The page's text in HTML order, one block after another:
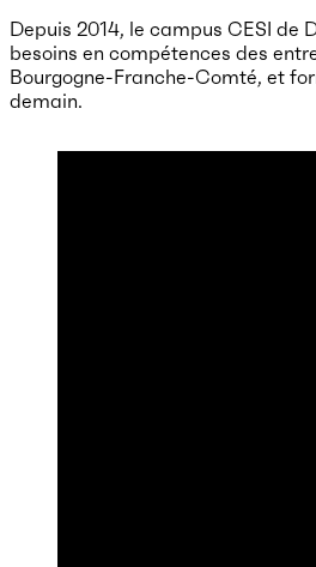
Depuis 2014, le campus CESI de
besoins en compétences des
Bourgogne-Franche-Comté, et
demain.